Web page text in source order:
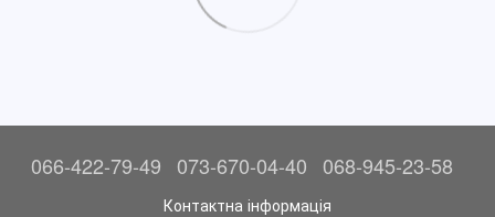
066-422-79-49 073-670-04-40 068-945-23-58
Контактна інформація